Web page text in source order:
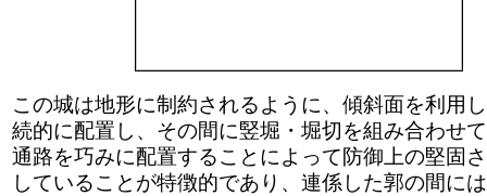
この城は地形に制約されるように、傾斜面を利用
続的に配置し、その間に竪堀・堀切を組み合わせ
通路を巧みに配置することによって防御上の堅固
していることが特徴的であり、連係した郭の間に